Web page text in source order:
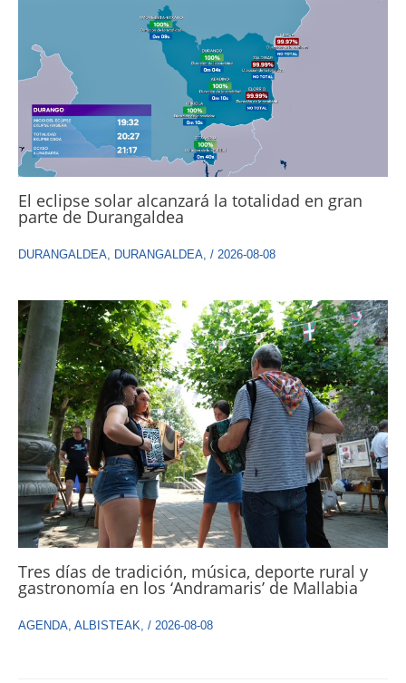
El eclipse solar alcanzará la totalidad en gran
parte de Durangaldea
DURANGALDEA DURANGALDEA / 2026-08-08
Tres días de tradición, música, deporte rural y
gastronomía en los ‘Andramaris’ de Mallabia
AGENDA ALBISTEAK / 2026-08-08